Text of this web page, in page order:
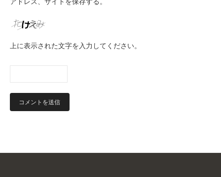
アドレス、サイトを保存する。
上に表示された文字を入力してください。